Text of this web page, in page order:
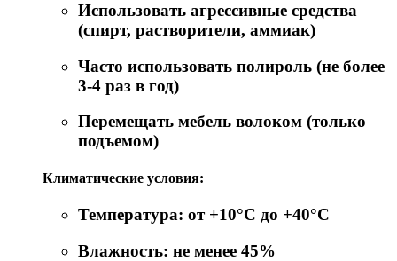
Использовать агрессивные средства
(спирт, растворители, аммиак)
Часто использовать полироль (не более
3-4 раз в год)
Перемещать мебель волоком (только
подъемом)
Климатические условия:
Температура: от +10°C до +40°C
Влажность: не менее 45%